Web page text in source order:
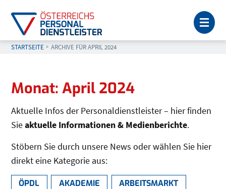
STARTSEITE AKTUELL: ARCHIVE FÜR APRIL 2024
ARCHIVE FÜR APRIL 2024
Monat: April 2024
Aktuelle Infos der Personaldienstleister – hier finden
Sieaktuelle Informationen & Medienberichte.
Stöbern Sie durch unsere News oder wählen Sie hier
direkt eine Kategorie aus:
ÖPDL AKADEMIE
ARBEITSMARKT